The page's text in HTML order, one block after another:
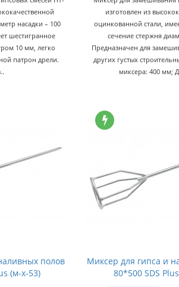
насадки – 100
шестигранное
10 мм, легко
патрон дрели.
изготовлен из
оцинкованной стали,
сечение стержня
Предназначен для
других густых
миксера: 400 мм;
полов
(м-х-53)
Миксер для гипса и
80*500 SDS